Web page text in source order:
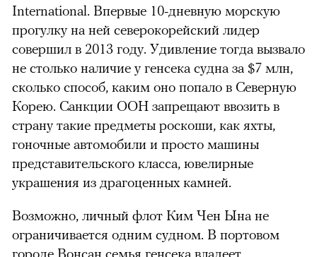
International. Впервые 10-дневную морскую
прогулку на ней северокорейский лидер
совершил в 2013 году. Удивление тогда вызвало
не столько наличие у генсека судна за $7 млн,
сколько способ, каким оно попало в Северную
Корею. Санкции ООН запрещают ввозить в
страну такие предметы роскоши, как яхты,
гоночные автомобили и просто машины
представительского класса, ювелирные
украшения из драгоценных камней.
Возможно, личный флот Ким Чен Ына не
ограничивается одним судном. В портовом
городе Вонсан семья генсека владеет